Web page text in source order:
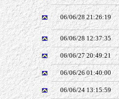
06/06/28 21:26:19
06/06/28 12:37:35
06/06/27 20:49:21
06/06/26 01:40:00
06/06/24 13:15:59